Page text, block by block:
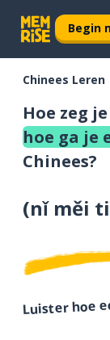
Begin
Chinees Leren
Hoe zeg je
hoe ga je
Chinees?
(nǐ měi
Luister hoe